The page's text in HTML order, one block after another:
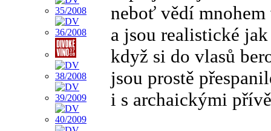
neboť vědí
a jsou realistické
když si do vlasů
jsou prostě
i s archaickými